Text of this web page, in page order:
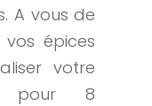
A vous de
épices
votre
pour 8